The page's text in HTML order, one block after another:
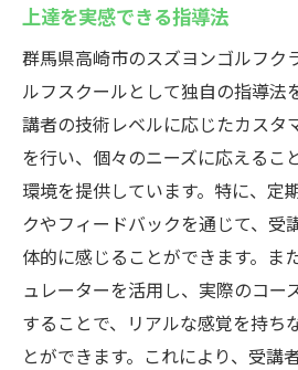
上達を実感できる指導法
群馬県高崎市のスズヨンゴルフク
ルフスクールとして独自の指導法
講者の技術レベルに応じたカスタ
を行い、個々のニーズに応えるこ
環境を提供しています。特に、定
クやフィードバックを通じて、受
体的に感じることができます。ま
ュレーターを活用し、実際のコー
することで、リアルな感覚を持ち
とができます。これにより、受講